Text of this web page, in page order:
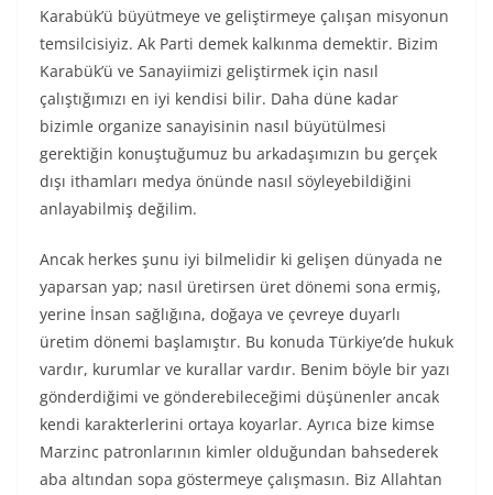
Karabük’ü büyütmeye ve geliştirmeye çalışan misyonun
temsilcisiyiz. Ak Parti demek kalkınma demektir. Bizim
Karabük’ü ve Sanayiimizi geliştirmek için nasıl
çalıştığımızı en iyi kendisi bilir. Daha düne kadar
bizimle organize sanayisinin nasıl büyütülmesi
gerektiğin konuştuğumuz bu arkadaşımızın bu gerçek
dışı ithamları medya önünde nasıl söyleyebildiğini
anlayabilmiş değilim.
Ancak herkes şunu iyi bilmelidir ki gelişen dünyada ne
yaparsan yap; nasıl üretirsen üret dönemi sona ermiş,
yerine İnsan sağlığına, doğaya ve çevreye duyarlı
üretim dönemi başlamıştır. Bu konuda Türkiye’de hukuk
vardır, kurumlar ve kurallar vardır. Benim böyle bir yazı
gönderdiğimi ve gönderebileceğimi düşünenler ancak
kendi karakterlerini ortaya koyarlar. Ayrıca bize kimse
Marzinc patronlarının kimler olduğundan bahsederek
aba altından sopa göstermeye çalışmasın. Biz Allahtan